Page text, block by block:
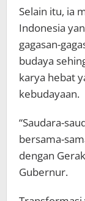
Selain itu, ia
Indonesia
gagasan-
budaya
karya hebat
kebudayaan.
“Saudara-
bersama-
dengan
Gubernur.